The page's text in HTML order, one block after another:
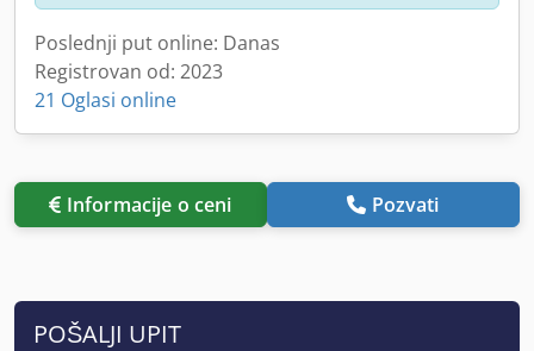
Poslednji put online: Danas
Registrovan od: 2023
21 Oglasi online
Informacije o ceni Pozvati
POŠALJI UPIT